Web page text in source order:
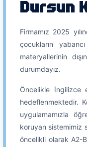
Dursun
Firmamız 2025
çocukların
materyallerinin
durumdayız.
Öncelikle İngilizce
hedeflenmektedir.
uygulamamızla
koruyan sistemimiz
öncelikli olarak A2-